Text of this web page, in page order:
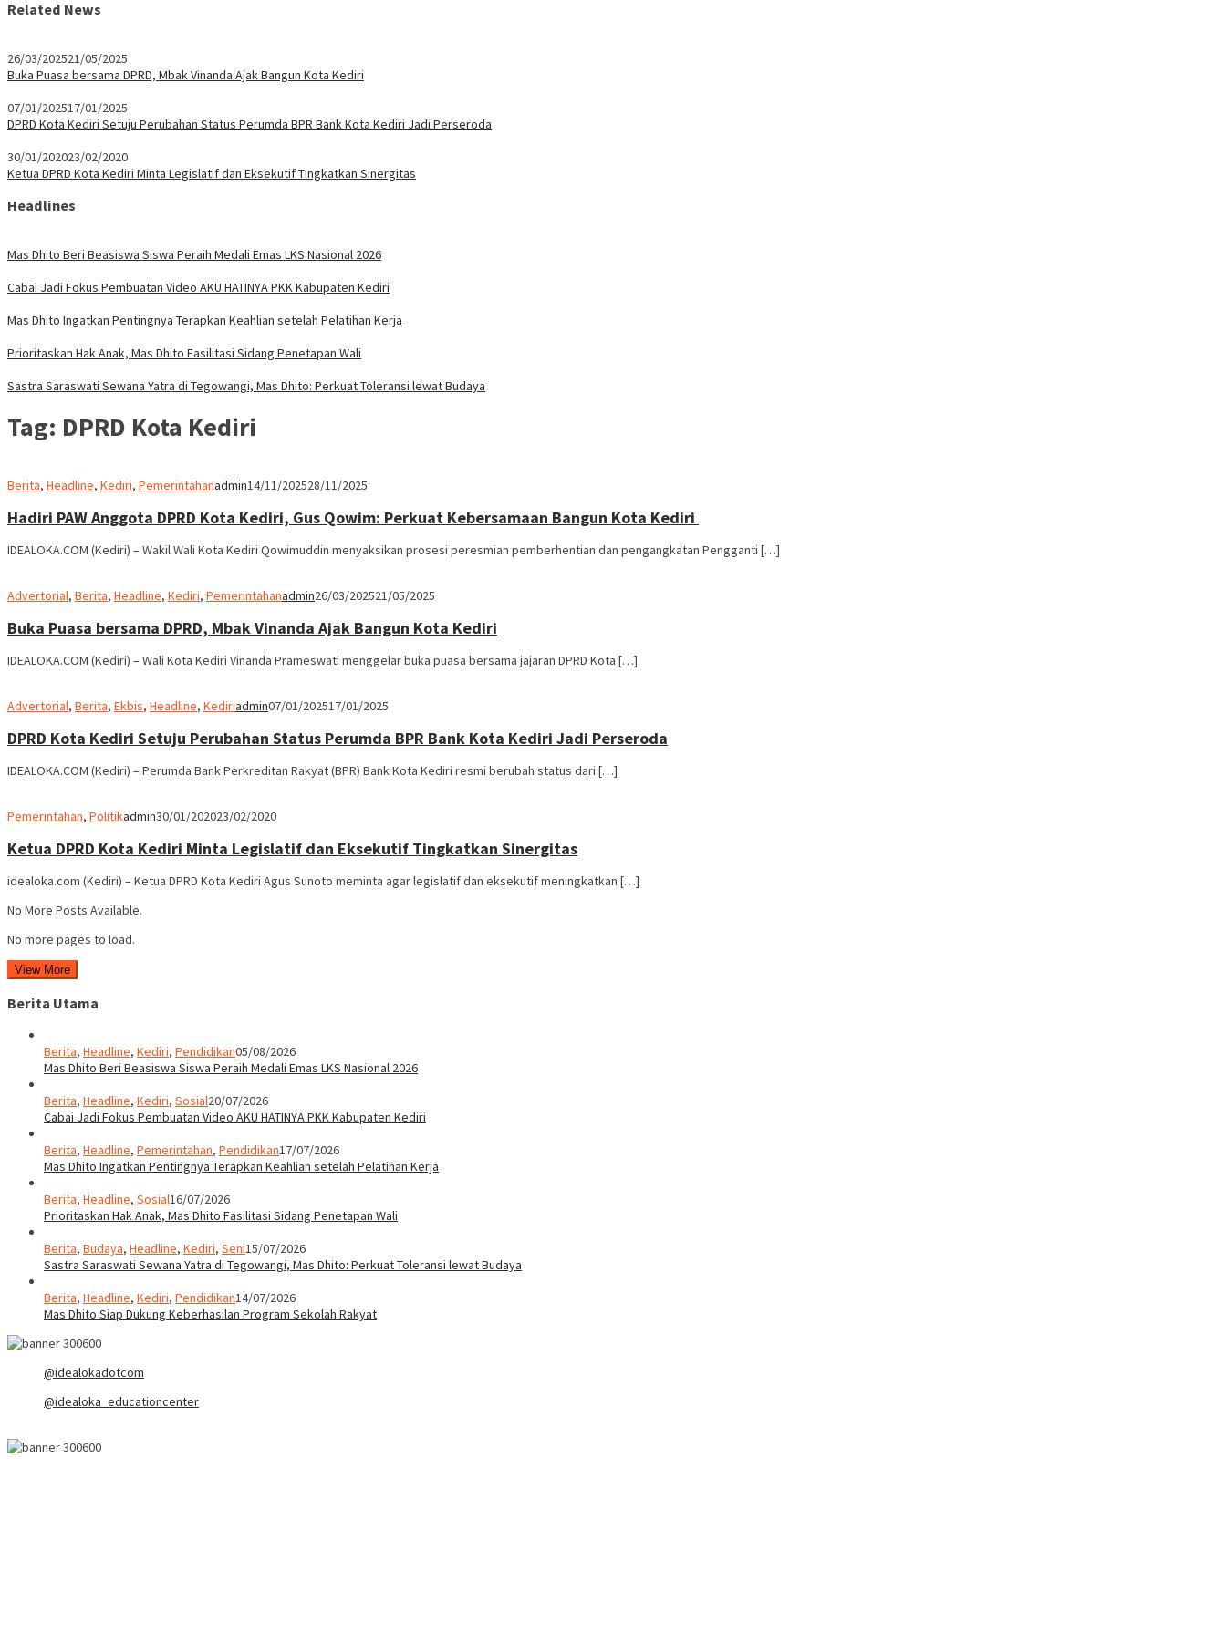
Related News
26/03/202521/05/2025
Buka Puasa bersama DPRD, Mbak Vinanda Ajak Bangun Kota Kediri
07/01/202517/01/2025
DPRD Kota Kediri Setuju Perubahan Status Perumda BPR Bank Kota Kediri Jadi Perseroda
30/01/202023/02/2020
Ketua DPRD Kota Kediri Minta Legislatif dan Eksekutif Tingkatkan Sinergitas
Headlines
Mas Dhito Beri Beasiswa Siswa Peraih Medali Emas LKS Nasional 2026
Cabai Jadi Fokus Pembuatan Video AKU HATINYA PKK Kabupaten Kediri
Mas Dhito Ingatkan Pentingnya Terapkan Keahlian setelah Pelatihan Kerja
Prioritaskan Hak Anak, Mas Dhito Fasilitasi Sidang Penetapan Wali
Sastra Saraswati Sewana Yatra di Tegowangi, Mas Dhito: Perkuat Toleransi lewat Budaya
Tag: DPRD Kota Kediri
Berita, Headline, Kediri, Pemerintahanadmin14/11/202528/11/2025
Hadiri PAW Anggota DPRD Kota Kediri, Gus Qowim: Perkuat Kebersamaan Bangun Kota Kediri
IDEALOKA.COM (Kediri) – Wakil Wali Kota Kediri Qowimuddin menyaksikan prosesi peresmian pemberhentian dan pengangkatan Pengganti […]
Advertorial, Berita, Headline, Kediri, Pemerintahanadmin26/03/202521/05/2025
Buka Puasa bersama DPRD, Mbak Vinanda Ajak Bangun Kota Kediri
IDEALOKA.COM (Kediri) – Wali Kota Kediri Vinanda Prameswati menggelar buka puasa bersama jajaran DPRD Kota […]
Advertorial, Berita, Ekbis, Headline, Kediriadmin07/01/202517/01/2025
DPRD Kota Kediri Setuju Perubahan Status Perumda BPR Bank Kota Kediri Jadi Perseroda
IDEALOKA.COM (Kediri) – Perumda Bank Perkreditan Rakyat (BPR) Bank Kota Kediri resmi berubah status dari […]
Pemerintahan, Politikadmin30/01/202023/02/2020
Ketua DPRD Kota Kediri Minta Legislatif dan Eksekutif Tingkatkan Sinergitas
idealoka.com (Kediri) – Ketua DPRD Kota Kediri Agus Sunoto meminta agar legislatif dan eksekutif meningkatkan […]
No More Posts Available.
No more pages to load.
View More
Berita Utama
Berita, Headline, Kediri, Pendidikan05/08/2026
Mas Dhito Beri Beasiswa Siswa Peraih Medali Emas LKS Nasional 2026
Berita, Headline, Kediri, Sosial20/07/2026
Cabai Jadi Fokus Pembuatan Video AKU HATINYA PKK Kabupaten Kediri
Berita, Headline, Pemerintahan, Pendidikan17/07/2026
Mas Dhito Ingatkan Pentingnya Terapkan Keahlian setelah Pelatihan Kerja
Berita, Headline, Sosial16/07/2026
Prioritaskan Hak Anak, Mas Dhito Fasilitasi Sidang Penetapan Wali
Berita, Budaya, Headline, Kediri, Seni15/07/2026
Sastra Saraswati Sewana Yatra di Tegowangi, Mas Dhito: Perkuat Toleransi lewat Budaya
Berita, Headline, Kediri, Pendidikan14/07/2026
Mas Dhito Siap Dukung Keberhasilan Program Sekolah Rakyat
@idealokadotcom
@idealoka_educationcenter